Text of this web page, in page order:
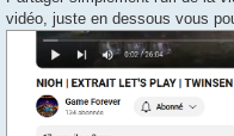
vidéo, juste en dessous vous